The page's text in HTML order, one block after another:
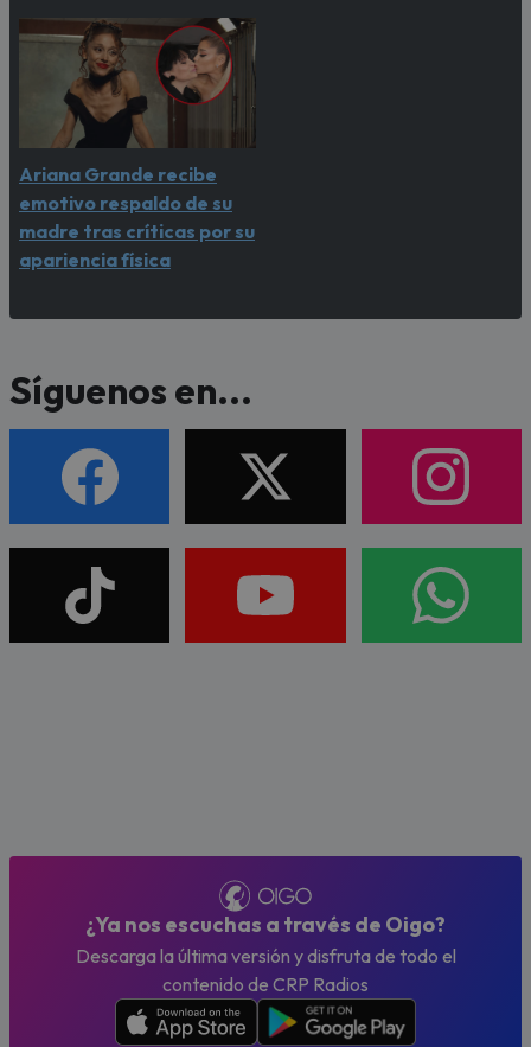
Ariana Grande recibe
emotivo respaldo de su
madre tras críticas por su
apariencia física
Síguenos en...
¿Ya nos escuchas a través de Oigo?
Descarga la última versión y disfruta de todo el
contenido de CRP Radios